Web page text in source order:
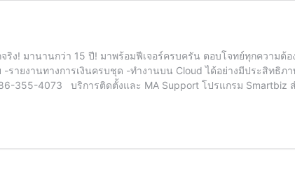
ง! มานานกว่า 15 ปี! มาพร้อมฟีเจอร์ครบครัน ตอบโจทย์ทุกควา
ายงานทางการเงินครบชุด -ทำงานบน Cloud ได้อย่างมีประสิทธิ
355-4073 บริการติดตั้งและ MA Support โปรแกรม